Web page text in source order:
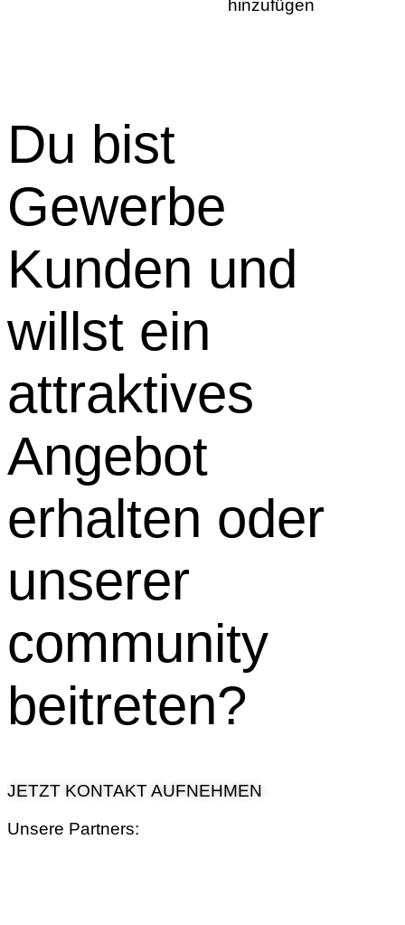
hinzufügen
Du bist
Gewerbe
Kunden und
willst ein
attraktives
Angebot
erhalten oder
unserer
community
beitreten?
JETZT KONTAKT AUFNEHMEN
Unsere Partners: